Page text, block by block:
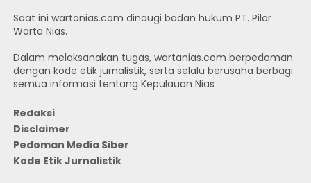
Saat ini wartanias.com dinaugi badan hukum PT. Pilar
Warta Nias.
Dalam melaksanakan tugas, wartanias.com berpedoman
dengan kode etik jurnalistik, serta selalu berusaha berbagi
semua informasi tentang Kepulauan Nias
Redaksi
Disclaimer
Pedoman Media Siber
Kode Etik Jurnalistik